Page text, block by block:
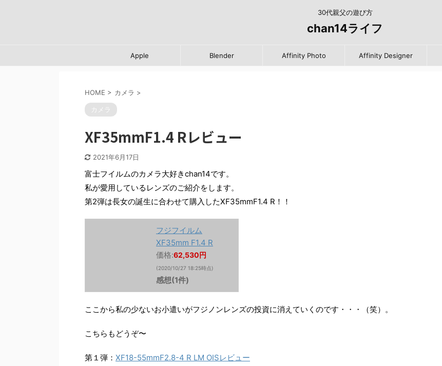
30代親父の遊び方
chan14ライフ
Apple Blender Affinity Photo Affinity Designer
HOME > カメラ >
カメラ
XF35mmF1.4 Rレビュー
2021年6月17日
富士フイルムのカメラ大好きchan14です。
私が愛用しているレンズのご紹介をします。
第2弾は長女の誕生に合わせて購入したXF35mmF1.4 R！！
フジフイルム
XF35mm F1.4 R
価格:62,530円
(2020/10/27 18:25時点)
感想(1件)
ここから私の少ないお小遣いがフジノンレンズの投資に消えていくのです・・・（笑）。
こちらもどうぞ〜
第１弾： XF18-55mmF2.8-4 R LM OISレビュー